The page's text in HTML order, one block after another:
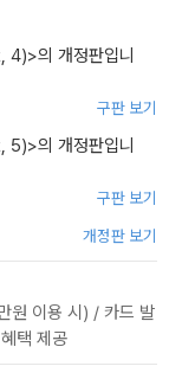
4)>의 개정판입니
구판 보기
5)>의 개정판입니
구판 보기
개정판 보기
원 이용 시) / 카드 발
택 제공